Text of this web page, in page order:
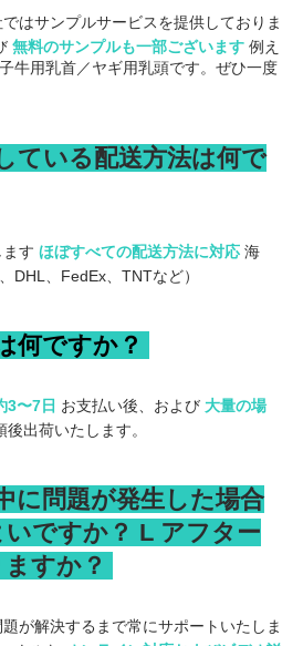
はサンプルサービスを提供しておりま
無料のサンプルも一部ございます 例え
牛用乳首／ヤギ用乳頭です。ぜひ一度
ている配送方法は何で
す ほぼすべての配送方法に対応 海
DHL、FedEx、TNTなど）
何ですか？
3〜7日 お支払い後、および 大量の場
後出荷いたします。
に問題が発生した場合
ですか？ L アフター
すか？
が解決するまで常にサポートいたしま